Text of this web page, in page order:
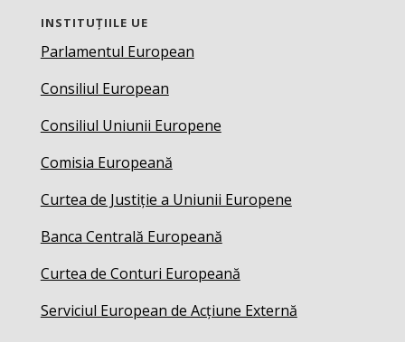
INSTITUȚIILE UE
Parlamentul European
Consiliul European
Consiliul Uniunii Europene
Comisia Europeană
Curtea de Justiție a Uniunii Europene
Banca Centrală Europeană
Curtea de Conturi Europeană
Serviciul European de Acțiune Externă